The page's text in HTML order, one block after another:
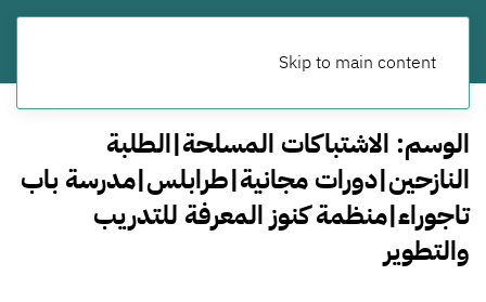
Skip to main content
الوسم: الاشتباكات المسلحة|الطلبة
النازحين|دورات مجانية|طرابلس|مدرسة باب
تاجوراء|منظمة كنوز المعرفة للتدريب
والتطوير